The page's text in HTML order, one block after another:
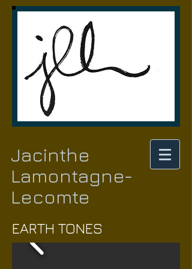
Jacinthe
Lamontagne-
Lecomte
EARTH TONES